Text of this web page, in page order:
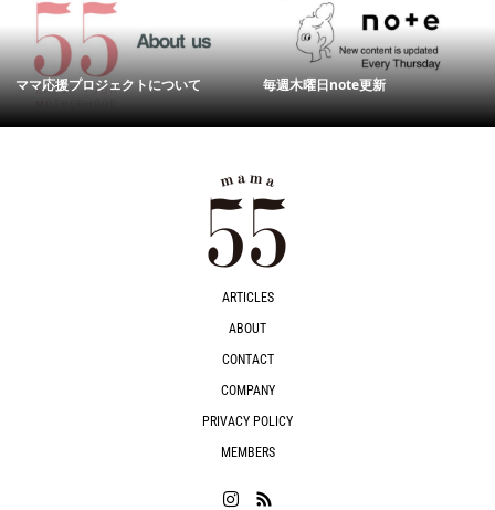
ママ応援プロジェクトについて 毎週木曜日note更新
ARTICLES
ABOUT
CONTACT
COMPANY
PRIVACY POLICY
MEMBERS